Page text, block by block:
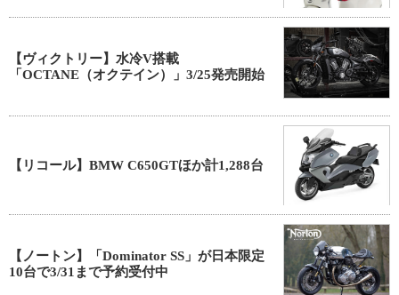
【ヴィクトリー】水冷V搭載
「OCTANE（オクテイン）」3/25発売開始
【リコール】BMW C650GTほか計1,288台
【ノートン】「Dominator SS」が日本限定
10台で3/31まで予約受付中